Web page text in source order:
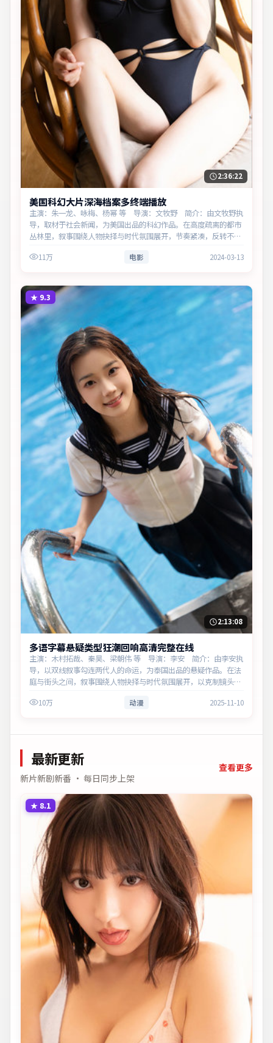
2:36:22
美国科幻大片深海档案多终端播放
主演：朱一龙、咏梅、杨幂 等 导演：文牧野 简介：由文牧野执
导，取材于社会新闻，为美国出品的科幻作品。在高度疏离的都市
丛林里，叙事围绕人物抉择与时代氛围展开，节奏紧凑，反转不
11万 电影 2024-03-13
★ 9.3
2:13:08
多语字幕悬疑类型狂潮回响高清完整在线
主演：木村拓哉、秦昊、梁朝伟 等 导演：李安 简介：由李安执
导，以双线叙事勾连两代人的命运，为泰国出品的悬疑作品。在法
庭与街头之间，叙事围绕人物抉择与时代氛围展开，以克制镜头呈
义。10万 动漫 2025-11-10
最新更新
新片新剧新番 · 每日同步上架
查看更多
★ 8.1